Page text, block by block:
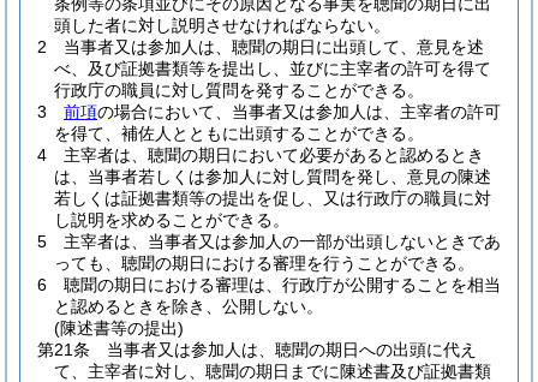
頭した者に対し説明させなければならない。
2
当事者又は参加人は、聴聞の期日に出頭して、意見を述
べ、及び証拠書類等を提出し、並びに主宰者の許可を得て
行政庁の職員に対し質問を発することができる。
3
前項の場合において、当事者又は参加人は、主宰者の許可
を得て、補佐人とともに出頭することができる。
4
主宰者は、聴聞の期日において必要があると認めるとき
は、当事者若しくは参加人に対し質問を発し、意見の陳述
若しくは証拠書類等の提出を促し、又は行政庁の職員に対
し説明を求めることができる。
5
主宰者は、当事者又は参加人の一部が出頭しないときであ
っても、聴聞の期日における審理を行うことができる。
6
聴聞の期日における審理は、行政庁が公開することを相当
と認めるときを除き、公開しない。
(陳述書等の提出)
第21条
当事者又は参加人は、聴聞の期日への出頭に代え
て、主宰者に対し、聴聞の期日までに陳述書及び証拠書類